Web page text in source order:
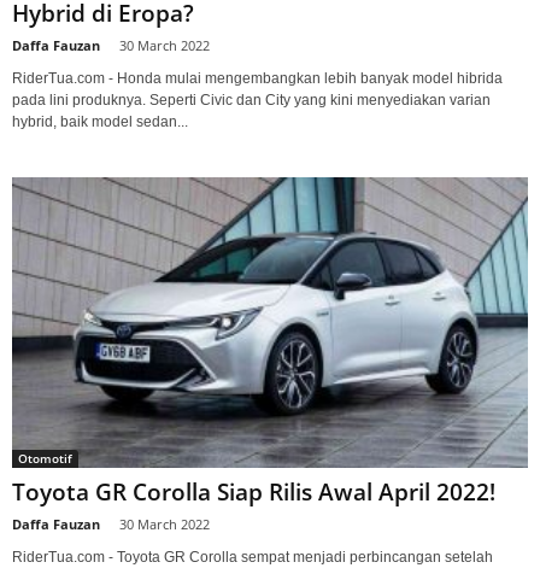
Hybrid di Eropa?
Daffa Fauzan 30 March 2022
RiderTua.com - Honda mulai mengembangkan lebih banyak model hibrida
pada lini produknya. Seperti Civic dan City yang kini menyediakan varian
hybrid, baik model sedan...
Otomotif
Toyota GR Corolla Siap Rilis Awal April 2022!
Daffa Fauzan 30 March 2022
RiderTua.com - Toyota GR Corolla sempat menjadi perbincangan setelah